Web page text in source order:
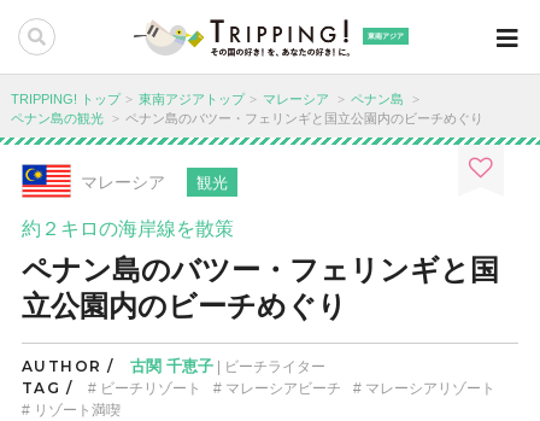
東南アジア
TRIPPING! トップ 東南アジアトップ マレーシア
ペナン島
ペナン島の観光
ペナン島のバツー・フェリンギと国立公園内のビーチめぐり
マレーシア 観光
約２キロの海岸線を散策
ペナン島のバツー・フェリンギと国
立公園内のビーチめぐり
AUTHOR / 古関 千恵子| ビーチライター
TAG / ビーチリゾート マレーシアビーチ
マレーシアリゾート
リゾート満喫